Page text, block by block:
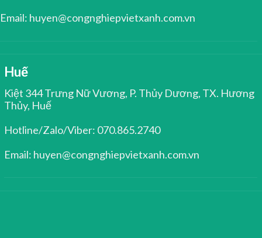
Email: huyen@congnghiepvietxanh.com.vn
Huế
Kiệt 344 Trưng Nữ Vương, P. Thủy Dương, TX. Hương
Thủy, Huế
Hotline/Zalo/Viber: 070.865.2740
Email: huyen@congnghiepvietxanh.com.vn